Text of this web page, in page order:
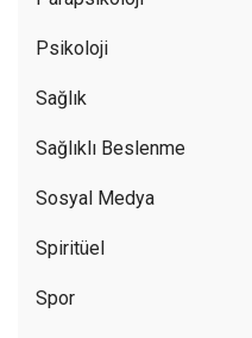
Psikoloji
Sağlık
Sağlıklı Beslenme
Sosyal Medya
Spiritüel
Spor